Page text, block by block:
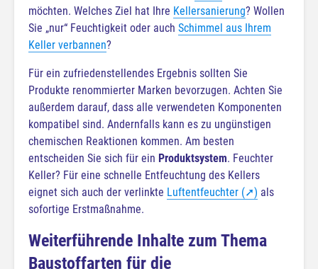
möchten. Welches Ziel hat Ihre Kellersanierung? Wollen
Sie „nur“ Feuchtigkeit oder auch Schimmel aus Ihrem
Keller verbannen?
Für ein zufriedenstellendes Ergebnis sollten Sie
Produkte renommierter Marken bevorzugen. Achten Sie
außerdem darauf, dass alle verwendeten Komponenten
kompatibel sind. Andernfalls kann es zu ungünstigen
chemischen Reaktionen kommen. Am besten
entscheiden Sie sich für ein Produktsystem. Feuchter
Keller? Für eine schnelle Entfeuchtung des Kellers
eignet sich auch der verlinkte Luftentfeuchter (➚) als
sofortige Erstmaßnahme.
Weiterführende Inhalte zum Thema
Baustoffarten für die